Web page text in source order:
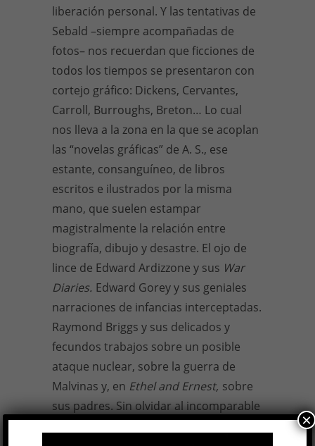
liberación personal. Y las tentativas de
Sebald –siempre acompañadas de
fotos– nos recuerdan que ficciones de
todos los tiempos se presentaron con
cortejo gráfico: Dickens, Cervantes,
Carroll, Burroughs, Breton… Lo cual
nos lleva a la zona en la que se acoplan
las “novelas gráficas” de A. S., ese
estante, consanguíneo, de libros
escritos e ilustrados por la misma
mano, que suelen estampar
magistralmente la relación entre
biografía, dibujo y desastre. El ojo de
lince de Edward Ardizzone y sus War
Diaries. Edward Gorey y sus geniales
narraciones de infancias interceptadas.
Raymond Briggs y sus delicados y
fecundos trabajos sobre un posible
ataque nuclear, sobre la guerra de
Malvinas y, en Ethel and Ernest, sobre
sus padres. Sin olvidar al incomparable
×